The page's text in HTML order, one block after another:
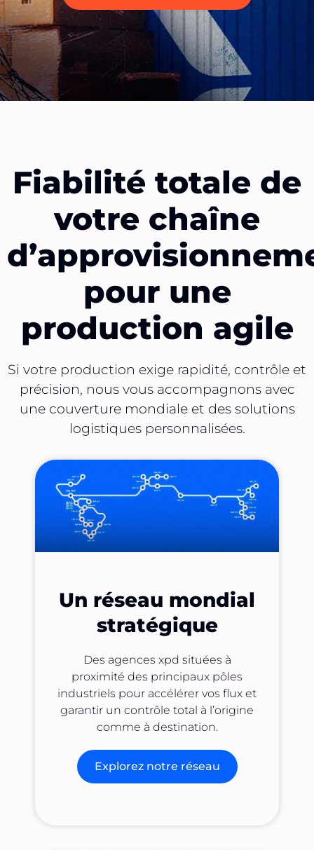
Fiabilité totale de
votre chaîne
pour une
production agile
Si votre production exige rapidité, contrôle et
précision, nous vous accompagnons avec
une couverture mondiale et des solutions
logistiques personnalisées.
Un réseau mondial
stratégique
Des agences xpd situées à
proximité des principaux pôles
industriels pour accélérer vos flux et
garantir un contrôle total à l’origine
comme à destination.
Explorez notre réseau